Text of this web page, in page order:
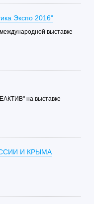
Экспо 2016"
выставке
на выставке
И КРЫМА